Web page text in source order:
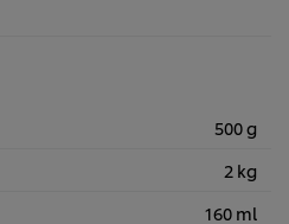
500 g
2 kg
160 ml